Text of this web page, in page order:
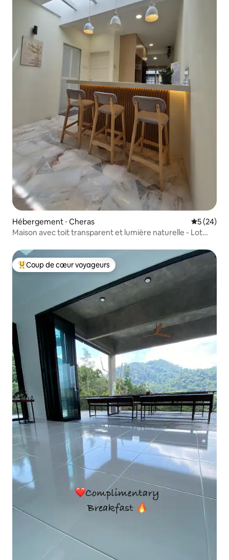
Hébergement ⋅ Cheras
5 (24)
Maison avec toit transparent et lumière naturelle - Lot
Coups de cœur voyageurs les plus appréciés
Coup de cœur voyageurs